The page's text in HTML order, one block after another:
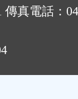
傳真電話：